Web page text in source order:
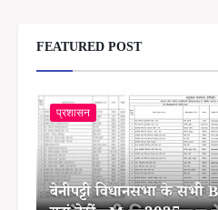
FEATURED POST
प्रशासन
बेनीपट्टी विधानसभा के